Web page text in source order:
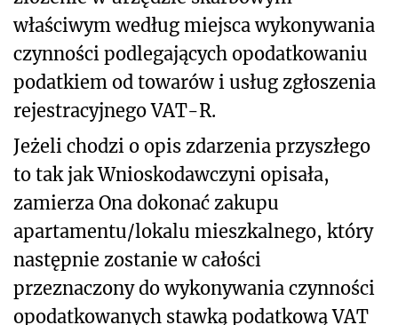
właściwym według miejsca wykonywania
czynności podlegających opodatkowaniu
podatkiem od towarów i usług zgłoszenia
rejestracyjnego VAT-R.
Jeżeli chodzi o opis zdarzenia przyszłego
to tak jak Wnioskodawczyni opisała,
zamierza Ona dokonać zakupu
apartamentu/lokalu mieszkalnego, który
następnie zostanie w całości
przeznaczony do wykonywania czynności
opodatkowanych stawką podatkową VAT